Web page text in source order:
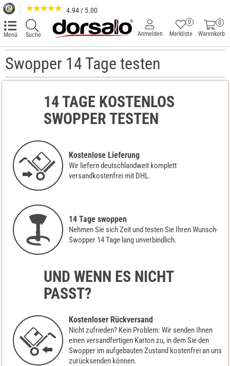
4.94 / 5.00
Menü Suche
0
Warenkorb
Merkliste
0
Anmelden
Swopper 14 Tage testen
14 TAGE KOSTENLOS
SWOPPER TESTEN
Kostenlose Lieferung
Wir liefern deutschlandweit komplett
versandkostenfrei mit DHL.
14 Tage swoppen
Nehmen Sie sich Zeit und testen Sie Ihren Wunsch-
Swopper 14 Tage lang unverbindlich.
UND WENN ES NICHT
PASST?
Kostenloser Rückversand
Nicht zufrieden? Kein Problem: Wir senden Ihnen
einen versandfertigen Karton zu, in dem Sie den
Swopper im aufgebauten Zustand kostenfrei an uns
zurücksenden können.